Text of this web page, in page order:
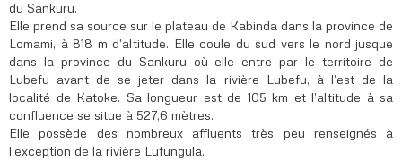
du Sankuru.
Elle prend sa source sur le plateau de Kabinda dans la province de
Lomami, à 818 m d’altitude. Elle coule du sud vers le nord jusque
dans la province du Sankuru où elle entre par le territoire de
Lubefu avant de se jeter dans la rivière Lubefu, à l’est de la
localité de Katoke. Sa longueur est de 105 km et l’altitude à sa
confluence se situe à 527,6 mètres.
Elle possède des nombreux affluents très peu renseignés à
l’exception de la rivière Lufungula.